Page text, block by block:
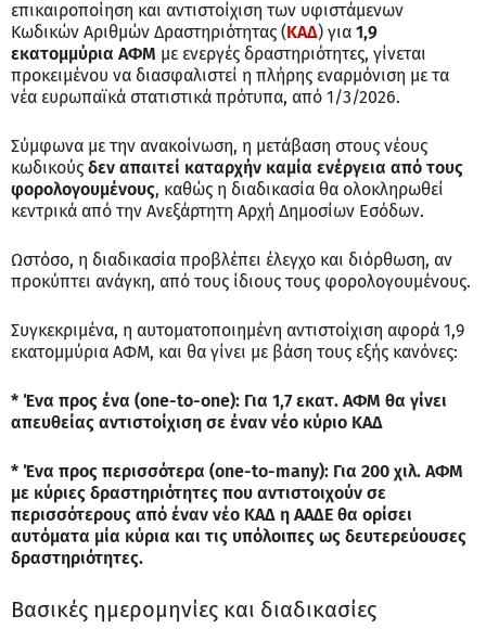
επικαιροποίηση και αντιστοίχιση των υφιστάμενων
Κωδικών Αριθμών Δραστηριότητας (ΚΑΔ) για 1,9
εκατομμύρια ΑΦΜ με ενεργές δραστηριότητες, γίνεται
προκειμένου να διασφαλιστεί η πλήρης εναρμόνιση με τα
νέα ευρωπαϊκά στατιστικά πρότυπα, από 1/3/2026.
Σύμφωνα με την ανακοίνωση, η μετάβαση στους νέους
κωδικούς δεν απαιτεί καταρχήν καμία ενέργεια από τους
φορολογουμένους, καθώς η διαδικασία θα ολοκληρωθεί
κεντρικά από την Ανεξάρτητη Αρχή Δημοσίων Εσόδων.
Ωστόσο, η διαδικασία προβλέπει έλεγχο και διόρθωση, αν
προκύπτει ανάγκη, από τους ίδιους τους φορολογουμένους.
Συγκεκριμένα, η αυτοματοποιημένη αντιστοίχιση αφορά 1,9
εκατομμύρια ΑΦΜ, και θα γίνει με βάση τους εξής κανόνες:
* Ένα προς ένα (one-to-one): Για 1,7 εκατ. ΑΦΜ θα γίνει
απευθείας αντιστοίχιση σε έναν νέο κύριο ΚΑΔ
* Ένα προς περισσότερα (one-to-many): Για 200 χιλ. ΑΦΜ
με κύριες δραστηριότητες που αντιστοιχούν σε
περισσότερους από έναν νέο ΚΑΔ η ΑΑΔΕ θα ορίσει
αυτόματα μία κύρια και τις υπόλοιπες ως δευτερεύουσες
δραστηριότητες.
Βασικές ημερομηνίες και διαδικασίες